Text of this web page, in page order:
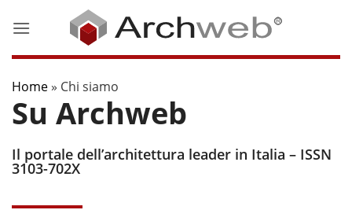
contenuti
Home» Chi siamo
Su Archweb
Il portale dell’architettura leader in Italia – ISSN
3103-702X